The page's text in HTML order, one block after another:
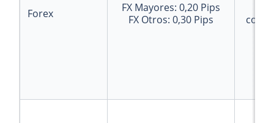
Forex FX Mayores: 0,20 Pips
FX Otros: 0,30 Pips